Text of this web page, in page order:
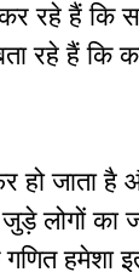
रहे हैं कि
रहे हैं कि
हो जाता
का
हमेशा